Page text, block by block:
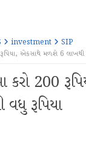
investment
SIP
એકસાથે મળશે 6 લાખથી
કરો 200
રૂપિયા